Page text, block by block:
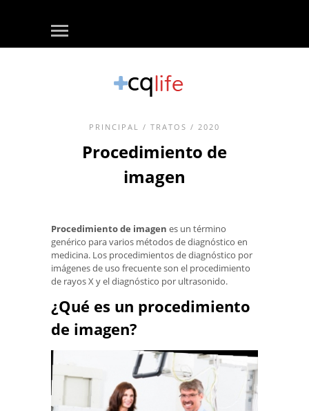
PRINCIPAL / TRATOS / 2020
Procedimiento de
imagen
Procedimiento de imagen es un término
genérico para varios métodos de diagnóstico en
medicina. Los procedimientos de diagnóstico por
imágenes de uso frecuente son el procedimiento
de rayos X y el diagnóstico por ultrasonido.
¿Qué es un procedimiento
de imagen?